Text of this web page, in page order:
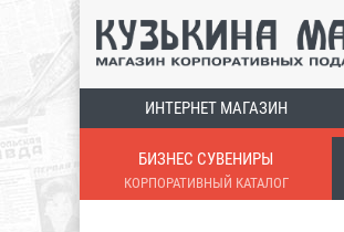
ИНТЕРНЕТ МАГАЗИН
БИЗНЕС СУВЕНИРЫ
КОРПОРАТИВНЫЙ КАТАЛОГ